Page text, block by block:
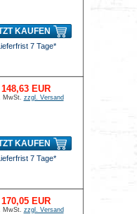
KAUFEN
7 Tage*
148,63 EUR
MwSt. zzgl. Versand
KAUFEN
7 Tage*
170,05 EUR
MwSt. zzgl. Versand